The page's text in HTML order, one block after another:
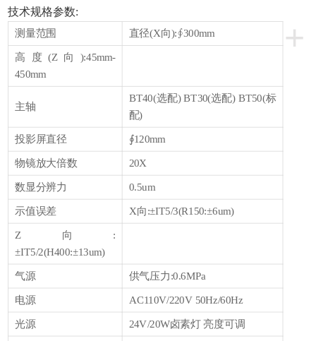
技术规格参数:
+
测量范围 直径(X向):∮300mm
高度(Z向):45mm-
450mm
主轴
BT40(选配) BT30(选配) BT50(标
配)
投影屏直径 ∮120mm
物镜放大倍数 20X
数显分辨力 0.5um
示值误差 X向:±IT5/3(R150:±6um)
Z向:
±IT5/2(H400:±13um)
气源 供气压力:0.6MPa
电源 AC110V/220V 50Hz/60Hz
光源 24V/20W卤素灯 亮度可调